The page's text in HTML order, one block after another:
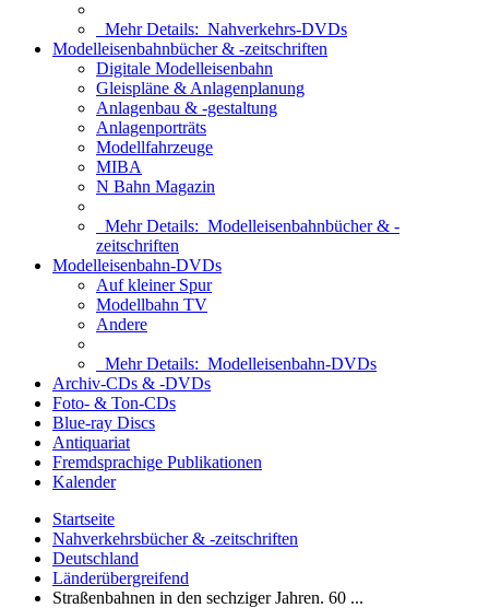
Mehr Details: Nahverkehrs-DVDs
Modelleisenbahnbücher & -zeitschriften
Digitale Modelleisenbahn
Gleispläne & Anlagenplanung
Anlagenbau & -gestaltung
Anlagenporträts
Modellfahrzeuge
MIBA
N Bahn Magazin
Mehr Details: Modelleisenbahnbücher & -
zeitschriften
Modelleisenbahn-DVDs
Auf kleiner Spur
Modellbahn TV
Andere
Mehr Details: Modelleisenbahn-DVDs
Archiv-CDs & -DVDs
Foto- & Ton-CDs
Blue-ray Discs
Antiquariat
Fremdsprachige Publikationen
Kalender
Startseite
Nahverkehrsbücher & -zeitschriften
Deutschland
Länderübergreifend
Straßenbahnen in den sechziger Jahren. 60 ...